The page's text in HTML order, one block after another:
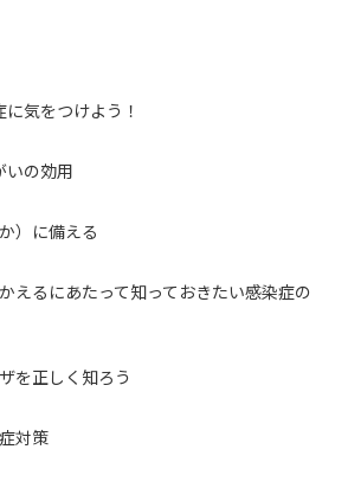
に気をつけよう！
いの効用
）に備える
えるにあたって知っておきたい感染症の
を正しく知ろう
対策